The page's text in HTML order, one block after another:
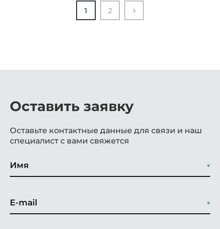
1 2
Оставить заявку
Оставьте контактные данные для связи и наш
специалист с вами свяжется